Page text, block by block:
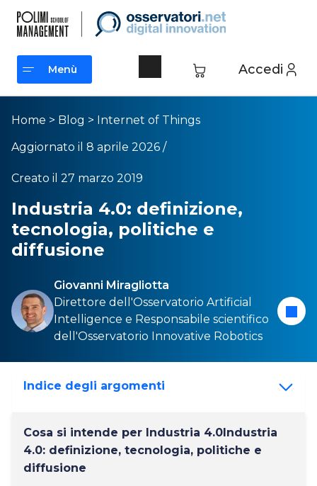
Accedi
Menù
Menù
Home > Blog > Internet of Things
Aggiornato il 8 aprile 2026 /
Creato il 27 marzo 2019
Industria 4.0: definizione,
tecnologia, politiche e
diffusione
Giovanni Miragliotta
Direttore dell'Osservatorio Artificial
Intelligence e Responsabile scientifico
dell'Osservatorio Innovative Robotics
Indice degli argomenti
Cosa si intende per Industria 4.0Industria
4.0: definizione, tecnologia, politiche e
diffusione